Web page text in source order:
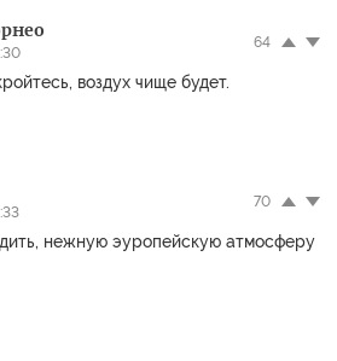
64
воздух чище будет.
70
нежную эуропейскую атмосферу